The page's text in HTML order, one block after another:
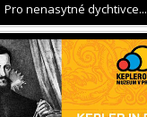
Pro nenasytné dychtivce...